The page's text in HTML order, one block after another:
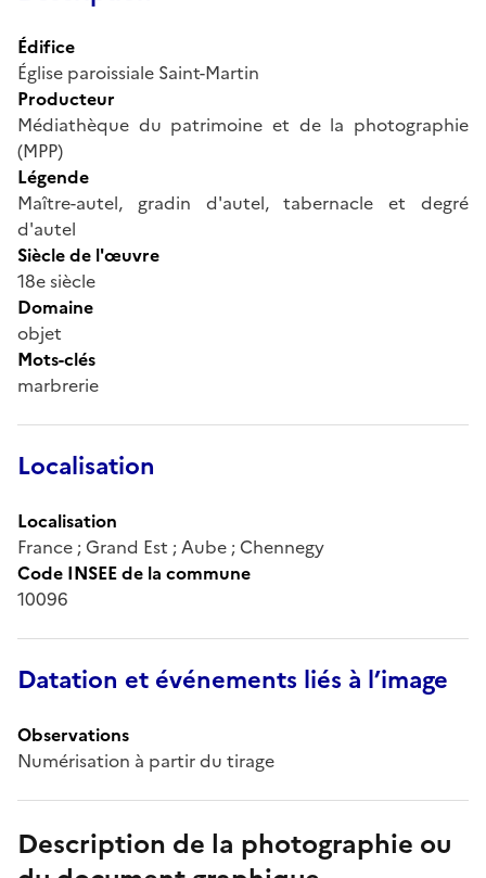
Édifice
Église paroissiale Saint-Martin
Producteur
Médiathèque du patrimoine et de la photographie
(MPP)
Légende
Maître-autel, gradin d'autel, tabernacle et degré
d'autel
Siècle de l'œuvre
18e siècle
Domaine
objet
Mots-clés
marbrerie
Localisation
Localisation
France ; Grand Est ; Aube ; Chennegy
Code INSEE de la commune
10096
Datation et événements liés à l’image
Observations
Numérisation à partir du tirage
Description de la photographie ou